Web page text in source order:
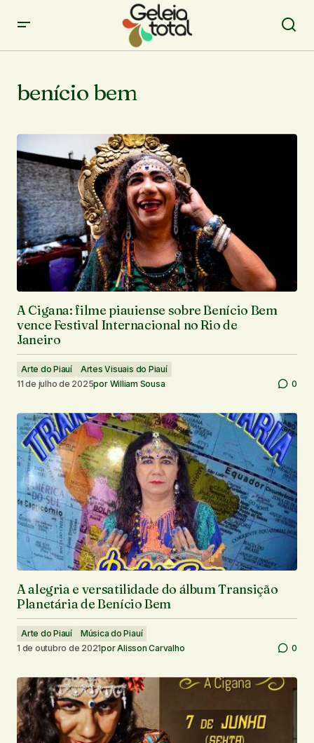
benício bem
A Cigana: filme piauiense sobre Benício Bem
vence Festival Internacional no Rio de
Janeiro
Arte do Piauí
Artes Visuais do Piauí
11 de julho de 2025por William Sousa 0
A alegria e versatilidade do álbum Transição
Planetária de Benício Bem
Arte do Piauí
Música do Piauí
1 de outubro de 2021porAlisson Carvalho 0